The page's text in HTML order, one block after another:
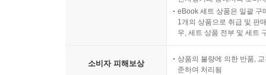
eBook 세트 상품은 일괄 구
1개의 상품으로 취급 및 판
우, 세트 상품 전부 및 세트
소비자 피해보상
상품의 불량에 의한 반품,
준하여 처리됨